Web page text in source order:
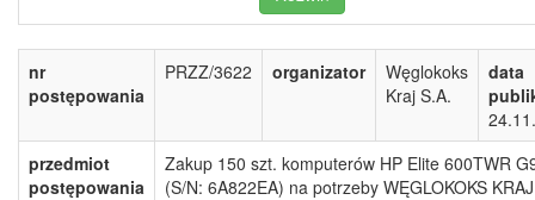
nr
postępowania
PRZZ/3622 organizator
Węglokoks
Kraj S.A.
data
przedmiot
postępowania
Zakup 150 szt. komputerów HP Elite 600TWR
(S/N: 6A822EA) na potrzeby WĘGLOKOKS